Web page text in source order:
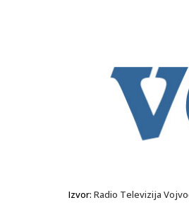
Izvor: Radio Televizija